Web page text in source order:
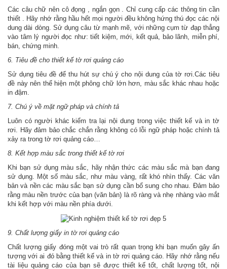
Các câu chữ nên cô đọng , ngắn gọn . Chỉ cung cấp các thông tin cần
thiết . Hãy nhớ rằng hầu hết mọi người đều không hứng thú đọc các nội
dung dài dòng. Sử dụng câu từ mạnh mẽ, với những cụm từ đạp thẳng
vào tâm lý người đọc như: tiết kiệm, mới, kết quả, bảo lãnh, miễn phí,
bán, chứng minh.
6. Tiêu đề cho thiết kế tờ rơi quảng cáo
Sử dụng tiêu đề để thu hút sự chú ý cho nội dung của tờ rơi.Các tiêu
đề này nên thể hiện một phông chữ lớn hơn, màu sắc khác nhau hoặc
in đậm.
7. Chú ý về mặt ngữ pháp và chính tả
Luôn có người khác kiểm tra lại nội dung trong việc thiết kế và in tờ
rơi. Hãy đảm bảo chắc chắn rằng không có lỗi ngữ pháp hoặc chính tả
xảy ra trong tờ rơi quảng cáo…
8. Kết hợp màu sắc trong thiết kế tờ rơi
Khi bạn sử dụng màu sắc, hãy nhận thức các màu sắc mà bạn đang
sử dụng. Một số màu sắc, như màu vàng, rất khó nhìn thấy. Các văn
bản và nền các màu sắc bạn sử dụng cần bổ sung cho nhau. Đảm bảo
rằng màu nền trước của bạn (văn bản) là rõ ràng và nhẹ nhàng vào mắt
khi kết hợp với màu nền phía dưới.
9. Chất lượng giấy in tờ rơi quảng cáo
Chất lượng giấy đóng một vai trò rất quan trọng khi bạn muốn gây ấn
tượng với ai đó bằng thiết kế và in tờ rơi quảng cáo. Hãy nhớ rằng nếu
tài liệu quảng cáo của bạn sẽ được thiết kế tốt, chất lượng tốt, nội